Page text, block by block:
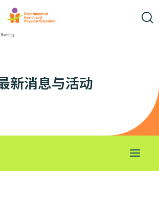
新消息与活动